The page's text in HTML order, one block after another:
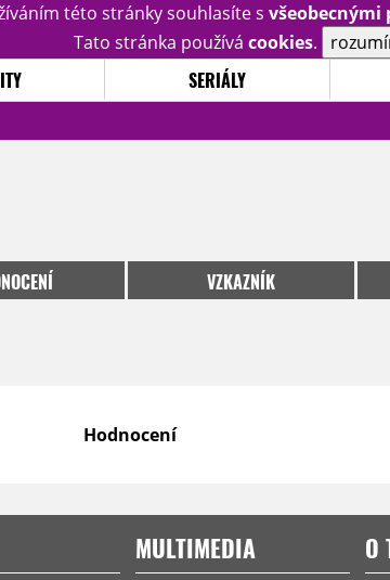
této stránky souhlasíte s
Tato stránka používá cookies.
SERIÁLY
VZKAZNÍK
Hodnocení
MULTIMEDIA O